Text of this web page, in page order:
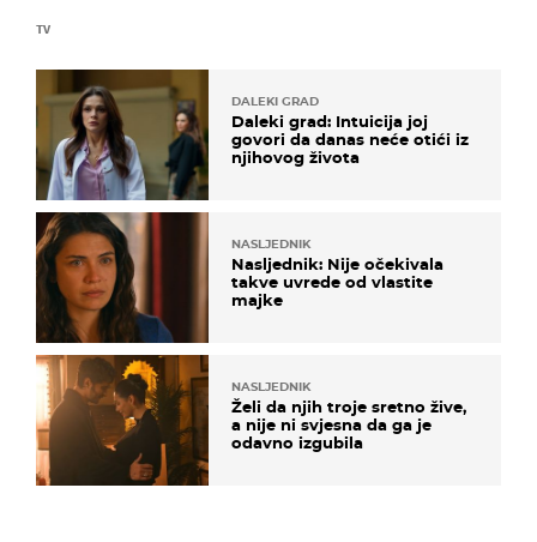
TV
DALEKI GRAD
Daleki grad: Intuicija joj
govori da danas neće otići iz
njihovog života
NASLJEDNIK
Nasljednik: Nije očekivala
takve uvrede od vlastite
majke
NASLJEDNIK
Želi da njih troje sretno žive,
a nije ni svjesna da ga je
odavno izgubila